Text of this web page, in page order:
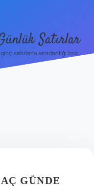
Satırlar
satırlarla sıradanlığı boz.
GÜNDE